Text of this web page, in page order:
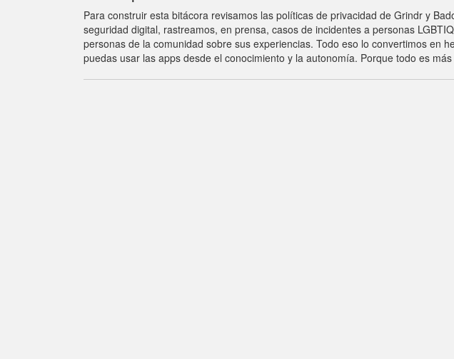
Para construir esta bitácora revisamos las políticas de privacidad de Grindr y
seguridad digital, rastreamos, en prensa, casos de incidentes a personas
personas de la comunidad sobre sus experiencias. Todo eso lo convertimos en
puedas usar las apps desde el conocimiento y la autonomía. Porque todo es